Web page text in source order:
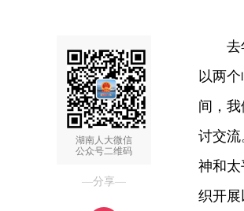
湖南人大微信
公众号二维码
—分享—
去年
以两
间，
讨交
神和太
织开展